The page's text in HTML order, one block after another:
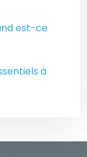
est-ce
à